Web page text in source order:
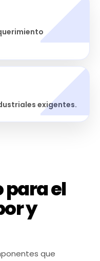
exigentes.
el
y
que